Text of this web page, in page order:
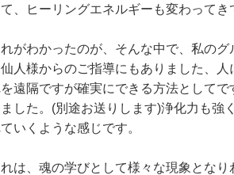
、ヒーリングエネルギーも変わってき
がわかったのが、そんな中で、私のグ
人様からのご指導にもありました、
遠隔ですが確実にできる方法として
した。(別途お送りします)浄化力も強
いくような感じです。
は、魂の学びとして様々な現象となり